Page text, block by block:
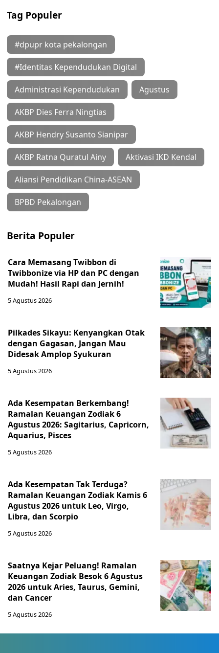
Tag Populer
#dpupr kota pekalongan
#Identitas Kependudukan Digital
Administrasi Kependudukan Agustus
AKBP Dies Ferra Ningtias
AKBP Hendry Susanto Sianipar
AKBP Ratna Quratul Ainy Aktivasi IKD Kendal
Aliansi Pendidikan China-ASEAN
BPBD Pekalongan
Berita Populer
Cara Memasang Twibbon di
Twibbonize via HP dan PC dengan
Mudah! Hasil Rapi dan Jernih!
5 Agustus 2026
Pilkades Sikayu: Kenyangkan Otak
dengan Gagasan, Jangan Mau
Didesak Amplop Syukuran
5 Agustus 2026
Ada Kesempatan Berkembang!
Ramalan Keuangan Zodiak 6
Agustus 2026: Sagitarius, Capricorn,
Aquarius, Pisces
5 Agustus 2026
Ada Kesempatan Tak Terduga?
Ramalan Keuangan Zodiak Kamis 6
Agustus 2026 untuk Leo, Virgo,
Libra, dan Scorpio
5 Agustus 2026
Saatnya Kejar Peluang! Ramalan
Keuangan Zodiak Besok 6 Agustus
2026 untuk Aries, Taurus, Gemini,
dan Cancer
5 Agustus 2026